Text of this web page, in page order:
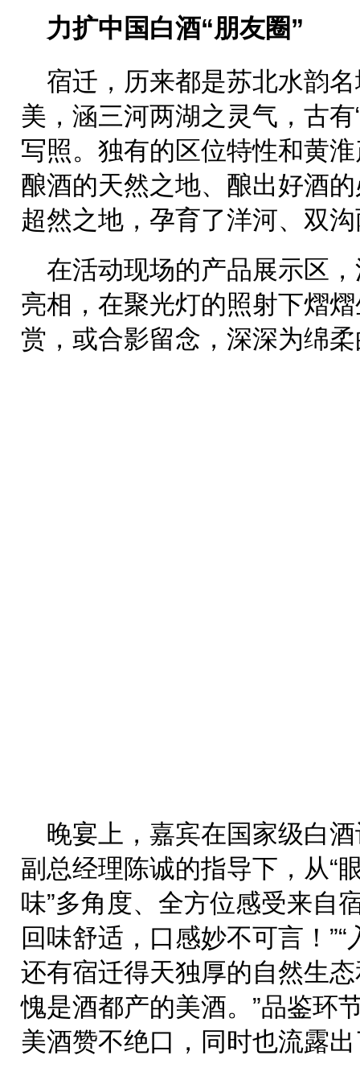
力扩中国白酒“朋友圈”
宿迁，历来都是苏北水韵
美，涵三河两湖之灵气，古
写照。独有的区位特性和黄
酿酒的天然之地、酿出好酒
超然之地，孕育了洋河、双
在活动现场的产品展示区
亮相，在聚光灯的照射下熠
赏，或合影留念，深深为绵
晚宴上，嘉宾在国家级白
副总经理陈诚的指导下，从“
味”多角度、全方位感受来自
回味舒适，口感妙不可言！
还有宿迁得天独厚的自然生
愧是酒都产的美酒。”品鉴环
美酒赞不绝口，同时也流露